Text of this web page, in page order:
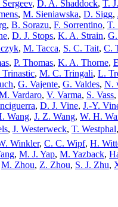
, D. A. Shaddock, T.
, M. Sieniawska, D. Sigg,
, B. Sorazu, F. Sorrentino, T.
, D. J. Stops, K. A. Strain,
, M. Tacca, S. C. Tait, C.
, P. Thomas, K. A. Thorne,
Trinastic, M. C. Tringali, L.
, G. Vajente, G. Valdes, N.
Vardaro, V. Varma, S. Vass,
, D. J. Vine, J.-Y.
Wang, J. Z. Wang, W. H.
, J. Westerweck, T. Westphal,
Winkler, C. C. Wipf, H.
, M. J. Yap, M. Yazback,
M. Zhou, Z. Zhou, S. J. Zhu,